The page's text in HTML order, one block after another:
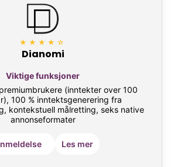
★★★★☆
Dianomi
Viktige funksjoner
(inntekter over 100
100 % inntektsgenerering fra
kontekstuell målretting, seks native
annonseformater
Les mer